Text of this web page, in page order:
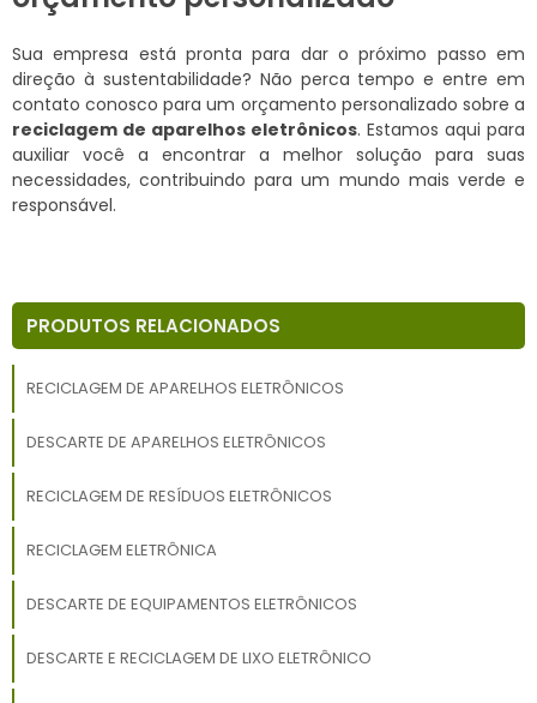
Sua empresa está pronta para dar o próximo passo em
direção à sustentabilidade? Não perca tempo e entre em
contato conosco para um orçamento personalizado sobre a
reciclagem de aparelhos eletrônicos. Estamos aqui para
auxiliar você a encontrar a melhor solução para suas
necessidades, contribuindo para um mundo mais verde e
responsável.
PRODUTOS RELACIONADOS
RECICLAGEM DE APARELHOS ELETRÔNICOS
DESCARTE DE APARELHOS ELETRÔNICOS
RECICLAGEM DE RESÍDUOS ELETRÔNICOS
RECICLAGEM ELETRÔNICA
DESCARTE DE EQUIPAMENTOS ELETRÔNICOS
DESCARTE E RECICLAGEM DE LIXO ELETRÔNICO